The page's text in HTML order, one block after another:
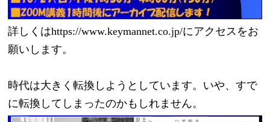
詳しくはhttps://www.keymannet.co.jp/にアクセスをお
願いします。
時代は大きく転換しようとしています。いや、すで
に転換してしまったのかもしれません。